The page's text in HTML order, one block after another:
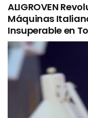
ALIGROVEN
Máquinas
Insuperable en